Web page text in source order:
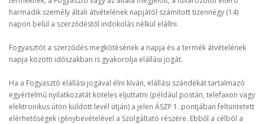
harmadik személy általi átvételének napjától számított tizennégy (14)
napon belül a szerződéstől indokolás nélkül elállni.
Fogyasztót a szerződés megkötésének a napja és a termék átvételének
napja közötti időszakban is gyakorolja elállási jogát.
Ha a Fogyasztó elállási jogával élni kíván, elállási szándékát tartalmazó
egyértelmű nyilatkozatát köteles eljuttatni (például postán, telefaxon vagy
elektronikus úton küldött levél útján) a jelen ÁSZF 1. pontjában feltüntetett
elérhetőségek igénybevételével a Szolgáltató részére. Ebből a célból a